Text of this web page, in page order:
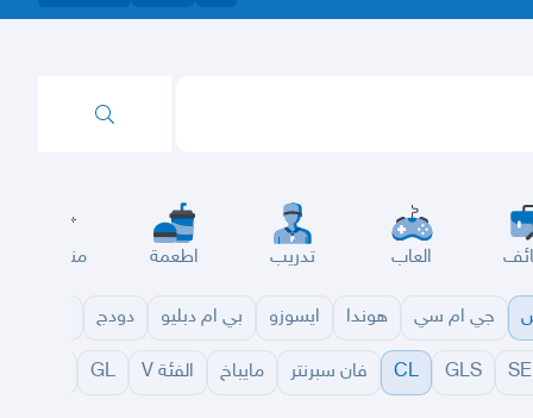
العاب تدريب اطعمة مناسبات
جي ام سي هوندا ايسوزو بي ام دبليو دودج
SE
GLS
CL فان سبرنتر مايباخ الفئة V GL